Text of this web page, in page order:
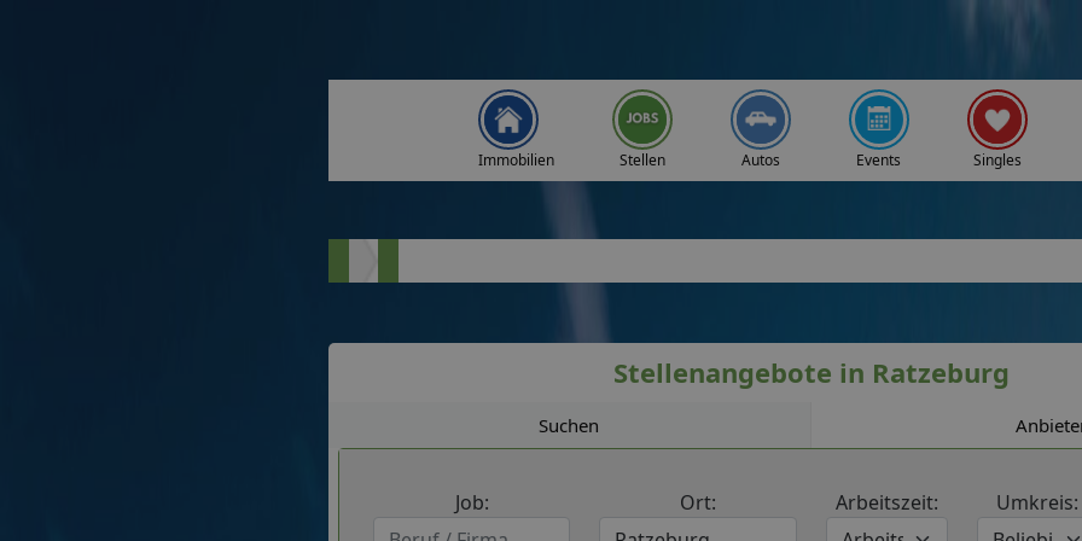
Immobilien Stellen Autos Events Singles
Stellenangebote in Ratzeburg
Suchen
Job: Ort: Arbeitszeit: Umkreis: